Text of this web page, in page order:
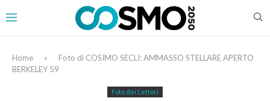
Home »
Foto di COSIMO SECLI: AMMASSO STELLARE APERTO
BERKELEY 59
Foto dei Lettori